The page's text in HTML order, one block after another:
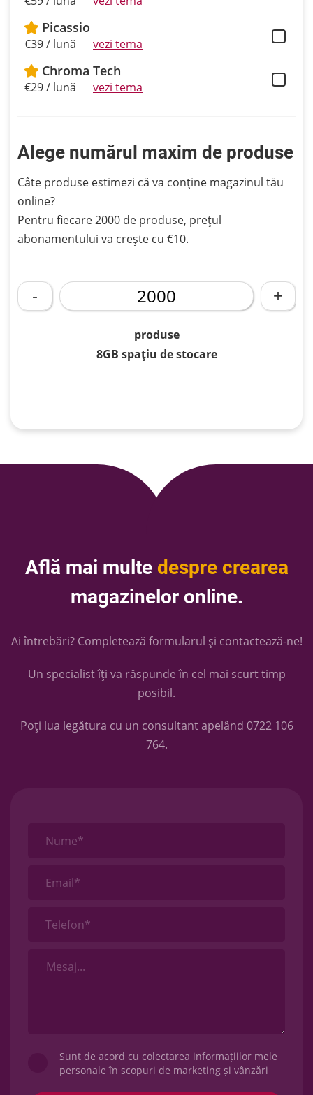
Picassio
€39 / lună vezi tema
Chroma Tech
€29 / lună vezi tema
Alege numărul maxim de produse
Câte produse estimezi că va conține magazinul tău
online?
Pentru fiecare 2000 de produse, prețul
abonamentului va crește cu €10.
produse
8GB spațiu de stocare
- +
Află mai multe despre crearea
magazinelor online.
Ai întrebări? Completează formularul și contactează-ne!
Un specialist îți va răspunde în cel mai scurt timp
posibil.
Poți lua legătura cu un consultant apelând 0722 106
764.
Nume*
Email*
Telefon*
Sunt de acord cu colectarea informațiilor mele
personale în scopuri de marketing și vânzări